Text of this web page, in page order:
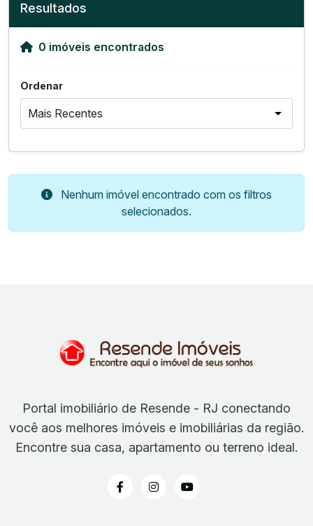
Resultados
0 imóveis encontrados
Ordenar
Nenhum imóvel encontrado com os filtros
selecionados.
Portal imobiliário de Resende - RJ conectando
você aos melhores imóveis e imobiliárias da região.
Encontre sua casa, apartamento ou terreno ideal.